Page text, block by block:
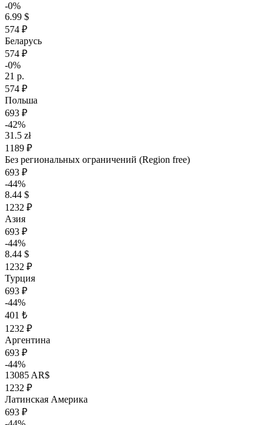
-0%
6.99 $
574 ₽
Беларусь
574 ₽
-0%
21 р.
574 ₽
Польша
693 ₽
-42%
31.5 zł
1189 ₽
Без региональных ограничений (Region free)
693 ₽
-44%
8.44 $
1232 ₽
Азия
693 ₽
-44%
8.44 $
1232 ₽
Турция
693 ₽
-44%
401 ₺
1232 ₽
Аргентина
693 ₽
-44%
13085 AR$
1232 ₽
Латинская Америка
693 ₽